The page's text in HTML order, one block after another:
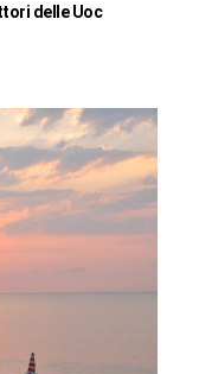
delle Uoc